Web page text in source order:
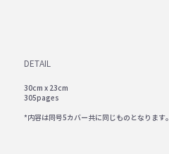
DETAIL
30cm x 23cm
305pages
*内容は同号5カバー共に同じものとなります。